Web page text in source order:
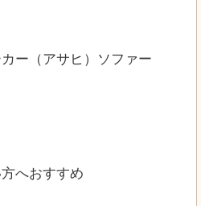
ー（アサヒ）ソファー
へおすすめ